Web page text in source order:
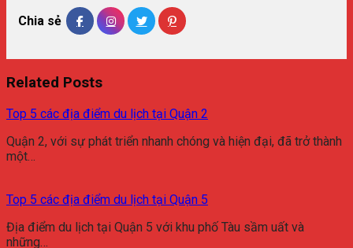
Chia sẻ
Related Posts
Top 5 các địa điểm du lịch tại Quận 2
Quận 2, với sự phát triển nhanh chóng và hiện đại, đã trở thành
một…
Top 5 các địa điểm du lịch tại Quận 5
Địa điểm du lịch tại Quận 5 với khu phố Tàu sầm uất và
những…